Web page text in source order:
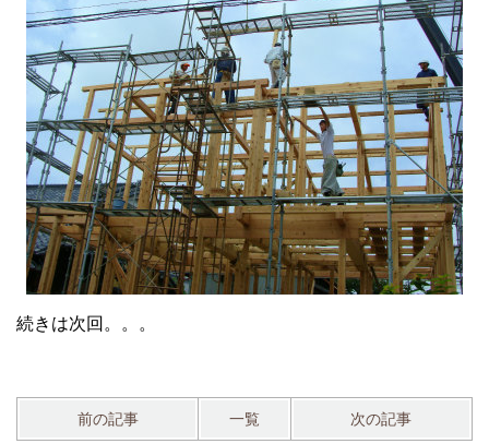
続きは次回。。。
前の記事 一覧 次の記事